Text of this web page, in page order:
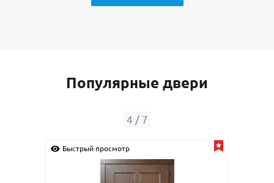
Популярные двери
5 / 7
Быстрый просмотр